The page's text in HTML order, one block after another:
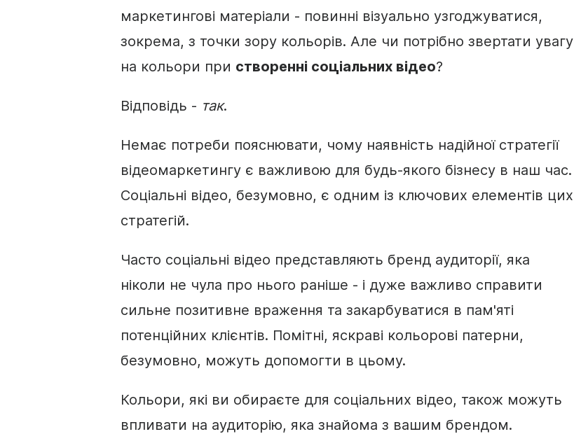
маркетингові матеріали - повинні візуально узгоджуватися,
зокрема, з точки зору кольорів. Але чи потрібно звертати увагу
на кольори при створенні соціальних відео?
Відповідь - так.
Немає потреби пояснювати, чому наявність надійної стратегії
відеомаркетингу є важливою для будь-якого бізнесу в наш час.
Соціальні відео, безумовно, є одним із ключових елементів цих
стратегій.
Часто соціальні відео представляють бренд аудиторії, яка
ніколи не чула про нього раніше - і дуже важливо справити
сильне позитивне враження та закарбуватися в пам'яті
потенційних клієнтів. Помітні, яскраві кольорові патерни,
безумовно, можуть допомогти в цьому.
Кольори, які ви обираєте для соціальних відео, також можуть
впливати на аудиторію, яка знайома з вашим брендом.